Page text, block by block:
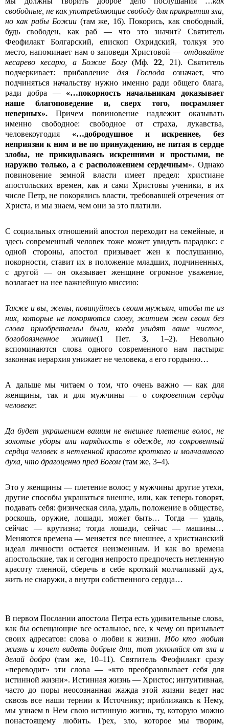
свободные, не как употребляющие свободу для прикрытия зла,
но как рабы Божии (там же, 16). Покорись, как свободный,
будь свободен, как раб — что это значит? Святитель
Феофилакт Болгарский, епископ Охридский, толкуя это
место, напоминает нам о заповеди Христовой — отдавайте
кесарево кесарю, а Божие Богу(Мф.22, 21). Святитель
подчеркивает: прибавление для Господа означает, что
подчиняться начальству нужно именно ради общего блага,
ради добра — «…покорность начальникам доказывает
наше благоповедение и, сверх того, посрамляет
неверных». Причем повиновение надлежит оказывать
именно свободное: свободное от страха, лукавства,
человекоугодия «…добродушное и искреннее, без
неприязни к ним и не по принуждению, не питая в сердце
злобы, не прикидываясь искренними и простыми, не
наружно только, а с расположением сердечным». Однако
повиновение земной власти имеет предел: христиане
апостольских времен, как и сами Христовы ученики, в их
числе Петр, не покорялись власти, требовавшей отречения от
Христа, и мы знаем, чем они за это платили.
С социальных отношений апостол переходит на семейные, и
здесь современный человек тоже может увидеть парадокс: с
одной стороны, апостол призывает жен к послушанию,
покорности, ставит их в положение младших, подчиненных,
с другой — он оказывает женщине огромное уважение,
возлагает на нее важнейшую миссию:
Также и вы, жены, повинуйтесь своим мужьям, чтобы те из
них, которые не покоряются слову, житием жен своих без
слова приобретаемы были, когда увидят ваше чистое,
богобоязненное житие(1 Пет.3, 1–2). Невольно
вспоминаются слова одного современного нам пастыря:
законная иерархия унижает не человека, а его гордыню…
А дальше мы читаем о том, что очень важно — как для
женщины, так и для мужчины — о сокровенном сердца
человеке:
Да будет украшением вашим не внешнее плетение волос, не
золотые уборы или нарядность в одежде, но сокровенный
сердца человек в нетленной красоте кроткого и молчаливого
духа, что драгоценно пред Богом (там же, 3–4).
Это у женщины — плетение волос; у мужчины другие утехи,
другие способы украшаться внешне, или, как теперь говорят,
подавать себя: физическая сила, удаль, положение в обществе,
роскошь, оружие, лошади, может быть… Тогда — удаль,
сейчас — крутизна; тогда лошади, сейчас — машины…
Меняются времена — меняется все внешнее, а христианский
идеал личности остается неизменным. И как во времена
апостольские, так и сегодня непросто предпочесть нетленную
красоту тленной, сберечь в себе кроткий молчаливый дух,
жить не снаружи, а внутри собственного сердца…
В первом Послании апостола Петра есть удивительные слова,
как бы освещающие все остальное, все, к чему он призывает
своих адресатов: слова о любви к жизни. Ибо кто любит
жизнь и хочет видеть добрые дни, тот уклоняйся от зла и
делай добро(там же, 10–11). Святитель Феофилакт сразу
«переводит» эти слова — «кто преобразовывает себя для
истинной жизни». Истинная жизнь — Христос; интуитивная,
часто до поры неосознанная жажда этой жизни ведет нас
сквозь все наши тернии к Источнику; приближаясь к Нему,
мы узнаем в Нем свою истинную жизнь, ту, которую можно
по­настоящему любить. Грех, зло, которое мы творим,